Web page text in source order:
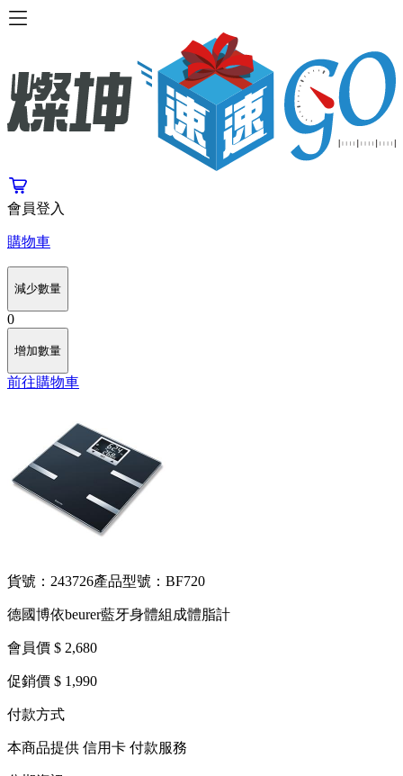
會員登入
購物車
減少數量
0
增加數量
前往購物車
貨號：243726產品型號：BF720
德國博依beurer藍牙身體組成體脂計
會員價 $ 2,680
促銷價 $ 1,990
付款方式
本商品提供 信用卡 付款服務